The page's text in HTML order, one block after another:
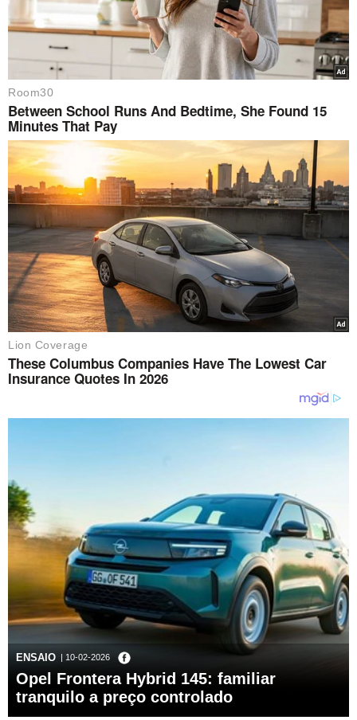
ENSAIO | 10-02-2026
Opel Frontera Hybrid 145: familiar
tranquilo a preço controlado